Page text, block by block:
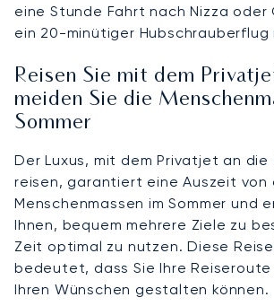
eine Stunde Fahrt nach Nizza oder
ein 20-minütiger Hubschrauberflug
Reisen Sie mit dem
meiden Sie die
Sommer
Der Luxus, mit dem Privatjet an die
reisen, garantiert eine Auszeit von
Menschenmassen im Sommer und
Ihnen, bequem mehrere Ziele zu
Zeit optimal zu nutzen. Diese
bedeutet, dass Sie Ihre Reiseroute
Ihren Wünschen gestalten können.